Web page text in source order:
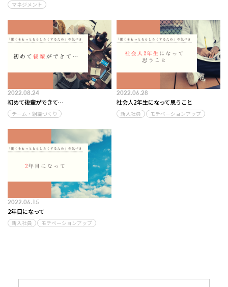
マネジメント
2022.08.24
初めて後輩ができて…
チーム・組織づくり
2022.06.28
社会人2年生になって思うこと
新入社員 モチベーションアップ
2022.06.15
2年目になって
新入社員 モチベーションアップ